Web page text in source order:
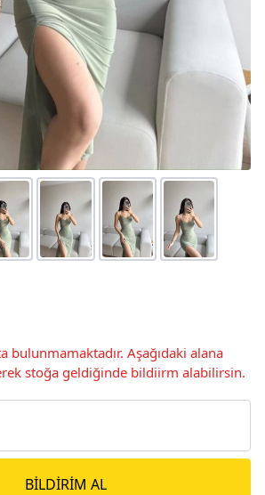
bulunmamaktadır. Aşağıdaki alana
stoğa geldiğinde bildiirm alabilirsin.
BILDIRIM AL